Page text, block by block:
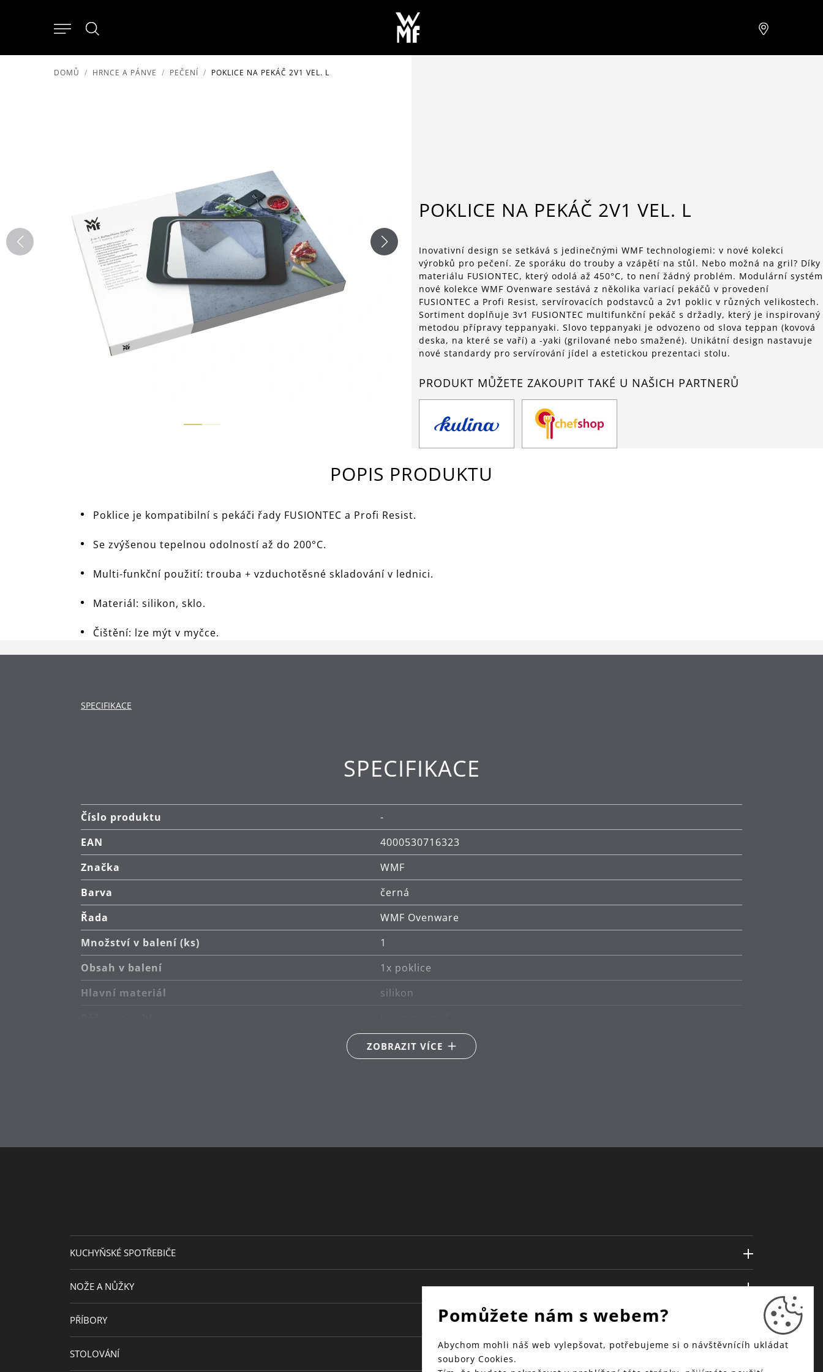
DOMŮ HRNCE A PÁNVE PEČENÍ POKLICE NA PEKÁČ 2V1 VEL. L
POKLICE NA PEKÁČ 2V1 VEL. L
Inovativní design se setkává s jedinečnými WMF technologiemi: v nové kolekci
výrobků pro pečení. Ze sporáku do trouby a vzápětí na stůl. Nebo možná na gril? Díky
materiálu FUSIONTEC, který odolá až 450°C, to není žádný problém. Modulární systém
nové kolekce WMF Ovenware sestává z několika variací pekáčů v provedení
FUSIONTEC a Profi Resist, servírovacích podstavců a 2v1 poklic v různých velikostech.
Sortiment doplňuje 3v1 FUSIONTEC multifunkční pekáč s držadly, který je inspirovaný
metodou přípravy teppanyaki. Slovo teppanyaki je odvozeno od slova teppan (kovová
deska, na které se vaří) a -yaki (grilované nebo smažené). Unikátní design nastavuje
nové standardy pro servírování jídel a estetickou prezentaci stolu.
PRODUKT MŮŽETE ZAKOUPIT TAKÉ U NAŠICH PARTNERŮ
POPIS PRODUKTU
Poklice je kompatibilní s pekáči řady FUSIONTEC a Profi Resist.
Se zvýšenou tepelnou odolností až do 200°C.
Multi-funkční použití: trouba + vzduchotěsné skladování v lednici.
Materiál: silikon, sklo.
Čištění: lze mýt v myčce.
SPECIFIKACE
SPECIFIKACE
Číslo produktu
-
EAN
4000530716323
Značka
WMF
Barva
černá
Řada
WMF Ovenware
Množství v balení (ks)
1
Obsah v balení
1x poklice
Hlavní materiál
silikon
sklo
ZOBRAZIT VÍCE
KUCHYŇSKÉ SPOTŘEBIČE
NOŽE A NŮŽKY
PŘÍBORY
STOLOVÁNÍ
Pomůžete nám s webem?
Abychom mohli náš web vylepšovat, potřebujeme si o návštěvnícíh ukládat
soubory Cookies.